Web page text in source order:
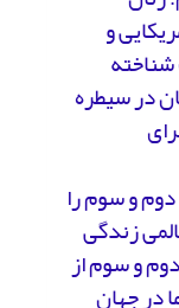
و
در سیطره
و سوم را
زندگی
و سوم از
در جهان